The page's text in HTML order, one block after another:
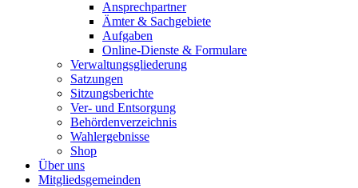
Ansprechpartner
Ämter & Sachgebiete
Aufgaben
Online-Dienste & Formulare
Verwaltungsgliederung
Satzungen
Sitzungsberichte
Ver- und Entsorgung
Behördenverzeichnis
Wahlergebnisse
Shop
Über uns
Mitgliedsgemeinden